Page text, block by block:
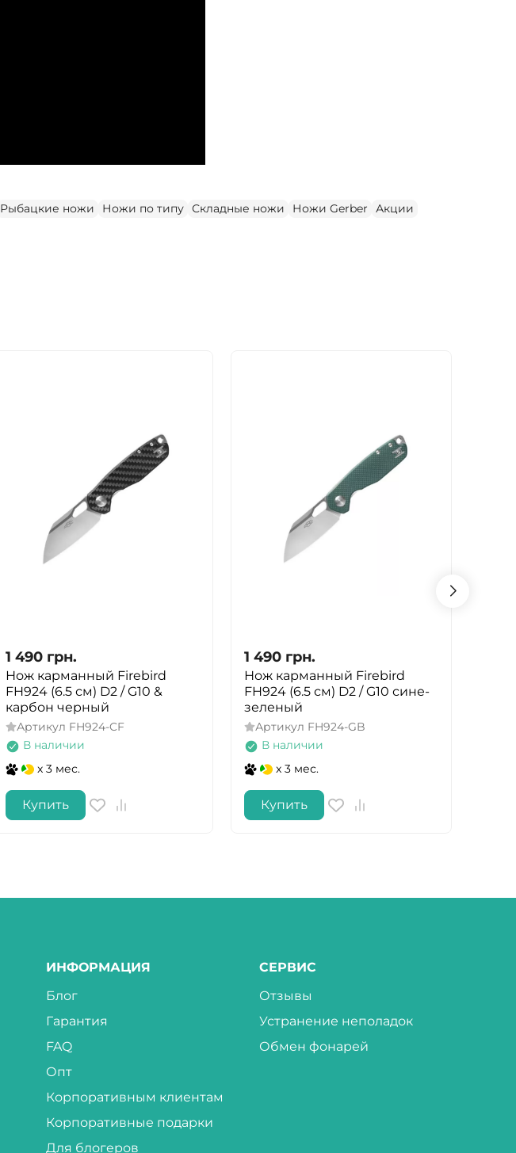
Рыбацкие ножи Ножи по типу Складные ножи Ножи Gerber
Акции
1 490 грн.
Нож карманный Firebird
FH924 (6.5 см) D2 / G10 &
карбон черный
Артикул FH924-CF
В наличии
x 3 мес.
Купить
1 490 грн.
Нож карманный Firebird
FH924 (6.5 см) D2 / G10 сине-
зеленый
Артикул FH924-GB
В наличии
x 3 мес.
Купить
ИНФОРМАЦИЯ
Блог
Гарантия
FAQ
Опт
Корпоративным клиентам
Корпоративные подарки
Для блогеров
СЕРВИС
Отзывы
Устранение неполадок
Обмен фонарей